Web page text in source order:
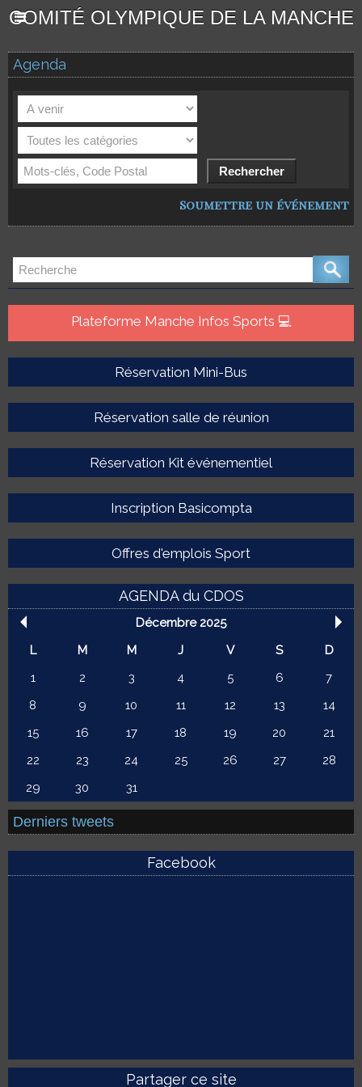
COMITÉ OLYMPIQUE DE LA MANCHE
Agenda
Soumettre un événement
Plateforme Manche Infos Sports 💻
Réservation Mini-Bus
Réservation salle de réunion
Réservation Kit événementiel
Inscription Basicompta
Offres d'emplois Sport
AGENDA du CDOS
Décembre 2025
L
M M J V S
D
1
2 3 4 5 6
7
8
9 10 11 12 13
14
15
16 17 18 19 20
21
22
23 24 25 26 27
28
29
30 31
Derniers tweets
Facebook
Partager ce site